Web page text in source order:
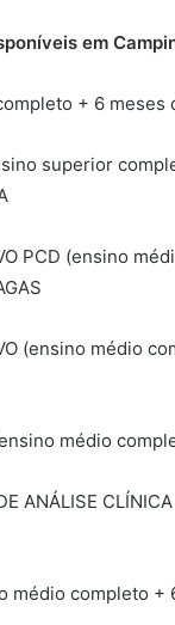
em
+ 6 meses
superior
PCD (ensino
(ensino médio
médio
ANÁLISE
médio completo